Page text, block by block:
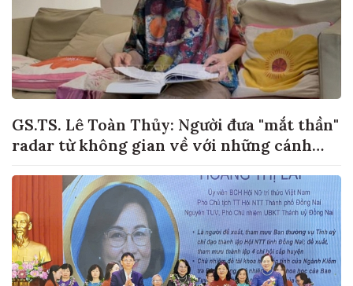
GS.TS. Lê Toàn Thủy: Người đưa "mắt thần"
radar từ không gian về với những cánh